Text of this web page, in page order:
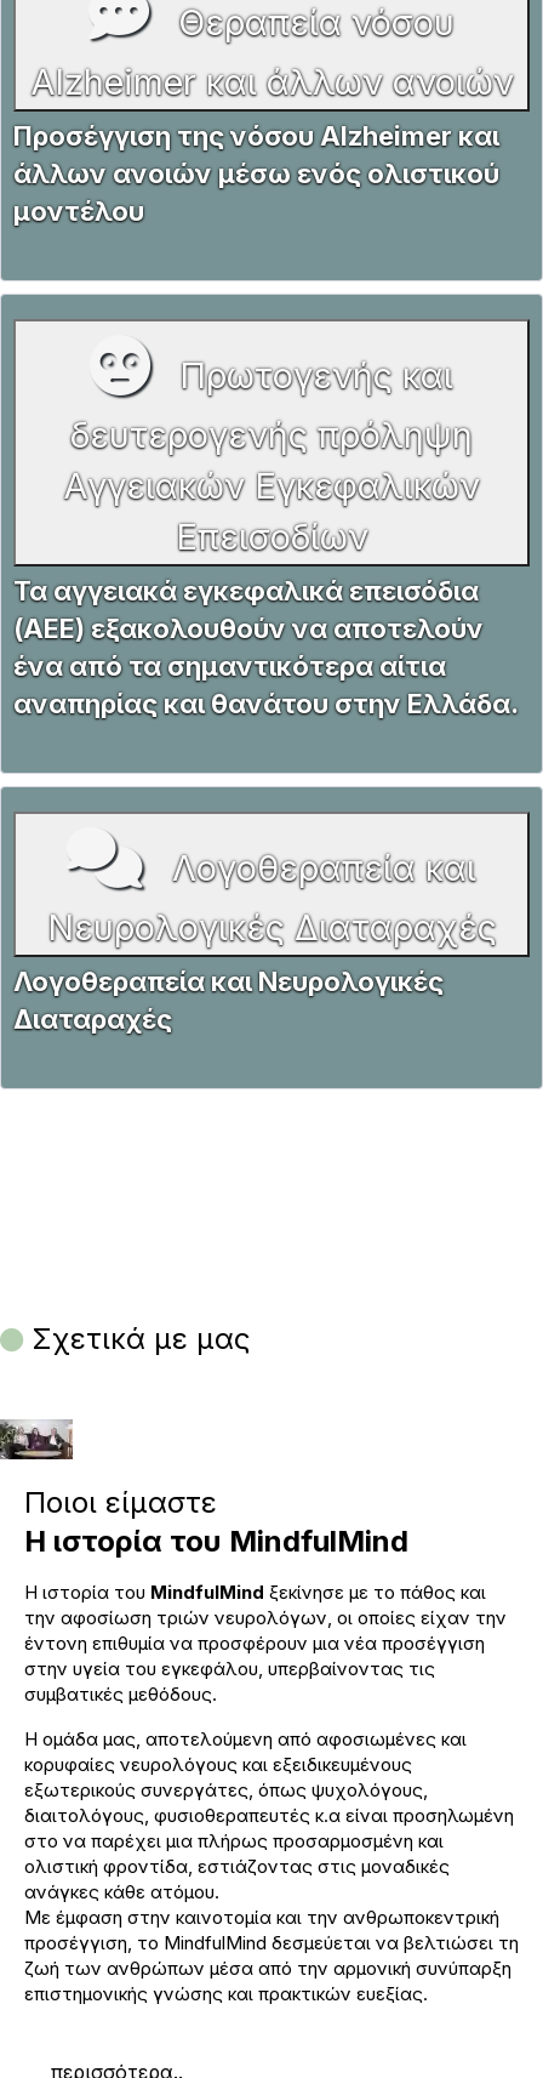
Θεραπεία νόσου
Alzheimer και άλλων ανοιών
Προσέγγιση της νόσου Alzheimer και
άλλων ανοιών μέσω ενός ολιστικού
μοντέλου
Πρωτογενής και
δευτερογενής πρόληψη
Αγγειακών Εγκεφαλικών
Επεισοδίων
Τα αγγειακά εγκεφαλικά επεισόδια
(ΑΕΕ) εξακολουθούν να αποτελούν
ένα από τα σημαντικότερα αίτια
αναπηρίας και θανάτου στην Ελλάδα.
Λογοθεραπεία και
Νευρολογικές Διαταραχές
Λογοθεραπεία και Νευρολογικές
Διαταραχές
Σχετικά με μας
Ποιοι είμαστε
Η ιστορία του MindfulMind
Η ιστορία του MindfulMind ξεκίνησε με το πάθος και
την αφοσίωση τριών νευρολόγων, οι οποίες είχαν την
έντονη επιθυμία να προσφέρουν μια νέα προσέγγιση
στην υγεία του εγκεφάλου, υπερβαίνοντας τις
συμβατικές μεθόδους.
Η ομάδα μας, αποτελούμενη από αφοσιωμένες και
κορυφαίες νευρολόγους και εξειδικευμένους
εξωτερικούς συνεργάτες, όπως ψυχολόγους,
διαιτολόγους, φυσιοθεραπευτές κ.α είναι προσηλωμένη
στο να παρέχει μια πλήρως προσαρμοσμένη και
ολιστική φροντίδα, εστιάζοντας στις μοναδικές
ανάγκες κάθε ατόμου.
Με έμφαση στην καινοτομία και την ανθρωποκεντρική
προσέγγιση, το MindfulMind δεσμεύεται να βελτιώσει τη
ζωή των ανθρώπων μέσα από την αρμονική συνύπαρξη
επιστημονικής γνώσης και πρακτικών ευεξίας.
περισσότερα..